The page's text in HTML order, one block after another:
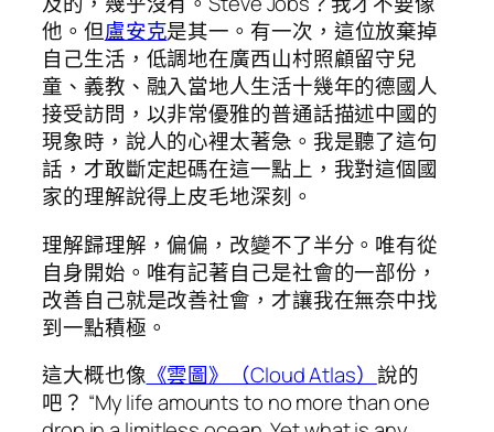
他。但盧安克是其一。有一次，這位放棄掉
自己生活，低調地在廣西山村照顧留守兒
童、義教、融入當地人生活十幾年的德國人
接受訪問，以非常優雅的普通話描述中國的
現象時，說人的心裡太著急。我是聽了這句
話，才敢斷定起碼在這一點上，我對這個國
家的理解說得上皮毛地深刻。
理解歸理解，偏偏，改變不了半分。唯有從
自身開始。唯有記著自己是社會的一部份，
改善自己就是改善社會，才讓我在無奈中找
到一點積極。
這大概也像 《雲圖》（Cloud Atlas） 說的
吧？ “My life amounts to no more than one